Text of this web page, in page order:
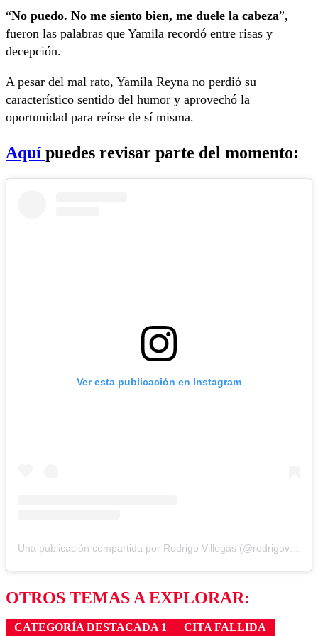
“No puedo. No me siento bien, me duele la cabeza”,
fueron las palabras que Yamila recordó entre risas y
decepción.
A pesar del mal rato, Yamila Reyna no perdió su
característico sentido del humor y aprovechó la
oportunidad para reírse de sí misma.
Aquí puedes revisar parte del momento:
Ver esta publicación en Instagram
Una publicación compartida por Rodrigo Villegas (@rodrigovillegascomediante)
OTROS TEMAS A EXPLORAR:
CATEGORÍA DESTACADA 1
CITA FALLIDA